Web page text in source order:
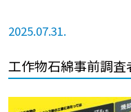
2025.07.31.
工作物石綿事前調査